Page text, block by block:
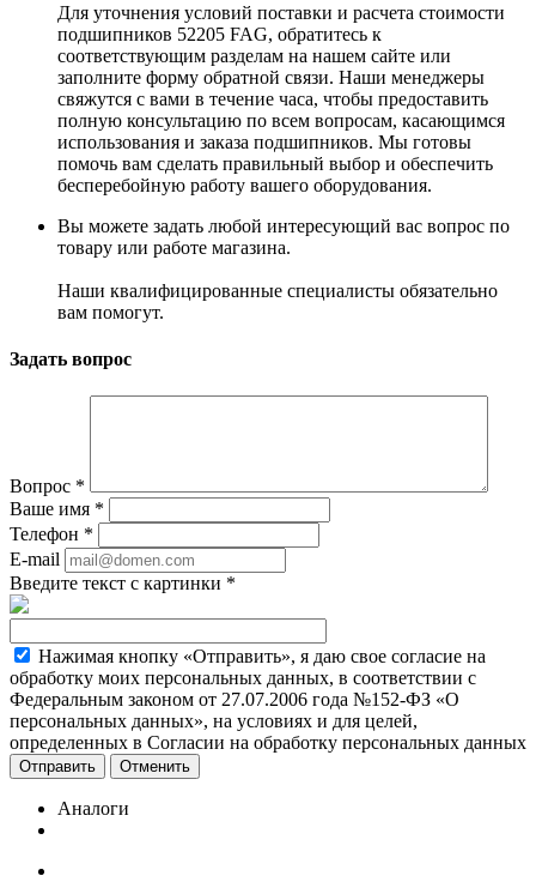
Для уточнения условий поставки и расчета стоимости
подшипников 52205 FAG, обратитесь к
соответствующим разделам на нашем сайте или
заполните форму обратной связи. Наши менеджеры
свяжутся с вами в течение часа, чтобы предоставить
полную консультацию по всем вопросам, касающимся
использования и заказа подшипников. Мы готовы
помочь вам сделать правильный выбор и обеспечить
бесперебойную работу вашего оборудования.
Вы можете задать любой интересующий вас вопрос по
товару или работе магазина.
Наши квалифицированные специалисты обязательно
вам помогут.
Задать вопрос
Вопрос *
Ваше имя *
Телефон *
E-mail
Введите текст с картинки *
Нажимая кнопку «Отправить», я даю свое согласие на
обработку моих персональных данных, в соответствии с
Федеральным законом от 27.07.2006 года №152-ФЗ «О
персональных данных», на условиях и для целей,
определенных в Согласии на обработку персональных данных
Отменить
Аналоги